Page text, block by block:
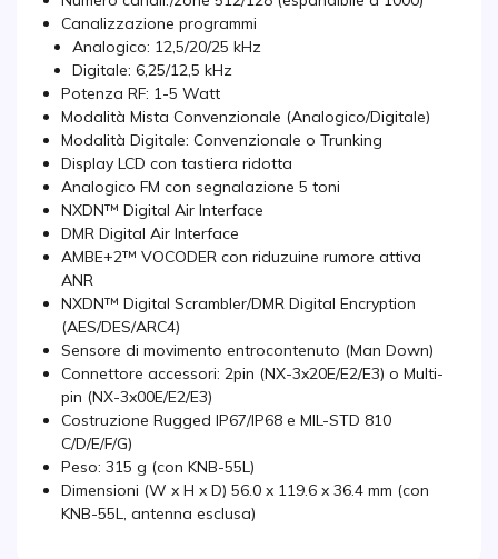
Canalizzazione programmi
Analogico: 12,5/20/25 kHz
Digitale: 6,25/12,5 kHz
Potenza RF: 1-5 Watt
Modalità Mista Convenzionale (Analogico/Digitale)
Modalità Digitale: Convenzionale o Trunking
Display LCD con tastiera ridotta
Analogico FM con segnalazione 5 toni
NXDN™ Digital Air Interface
DMR Digital Air Interface
AMBE+2™ VOCODER con riduzuine rumore attiva
ANR
NXDN™ Digital Scrambler/DMR Digital Encryption
(AES/DES/ARC4)
Sensore di movimento entrocontenuto (Man Down)
Connettore accessori: 2pin (NX-3x20E/E2/E3) o Multi-
pin (NX-3x00E/E2/E3)
Costruzione Rugged IP67/IP68 e MIL-STD 810
C/D/E/F/G)
Peso: 315 g (con KNB-55L)
Dimensioni (W x H x D) 56.0 x 119.6 x 36.4 mm (con
KNB-55L, antenna esclusa)